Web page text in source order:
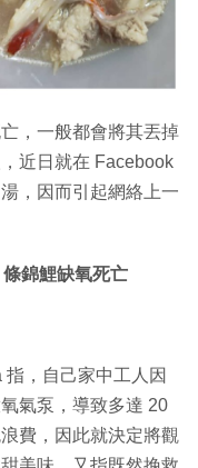
，一般都會將其丟掉
近日就在 Facebook
，因而引起網絡上一
錦鯉缺氧死亡
，自己家中工人因
氣泵，導致多達 20
費，因此就決定將觀